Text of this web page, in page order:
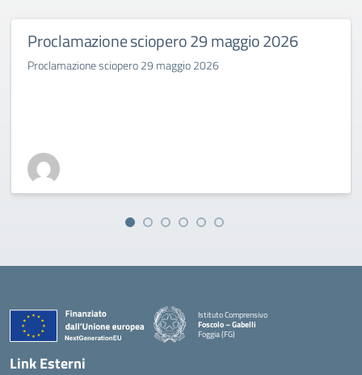
Proclamazione sciopero 29 maggio 2026
Proclamazione sciopero 29 maggio 2026
Istituto Comprensivo
Foscolo – Gabelli
Foggia (FG)
— Visita la pagina iniziale della scuola
Link Esterni